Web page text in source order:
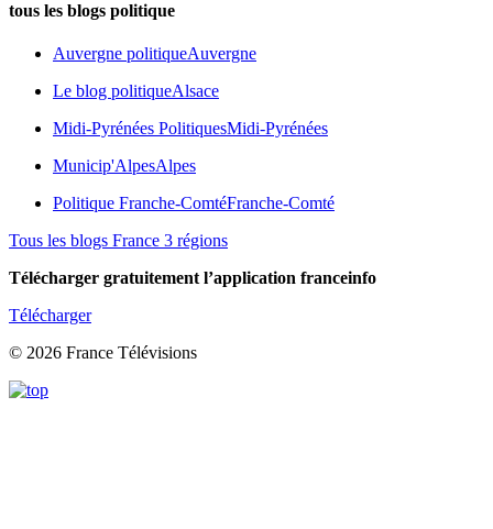
tous les blogs politique
Auvergne politiqueAuvergne
Le blog politiqueAlsace
Midi-Pyrénées PolitiquesMidi-Pyrénées
Municip'AlpesAlpes
Politique Franche-ComtéFranche-Comté
Tous les blogs France 3 régions
Télécharger gratuitement l’application franceinfo
Télécharger
© 2026 France Télévisions